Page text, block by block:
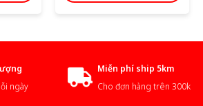
ngày
Miễn phí ship 5km
Cho đơn hàng trên 300k